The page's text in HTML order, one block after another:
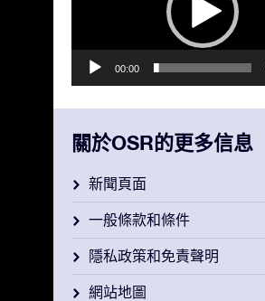
00:00
關於OSR的更多信息
新聞頁面
一般條款和條件
隱私政策和免責聲明
網站地圖